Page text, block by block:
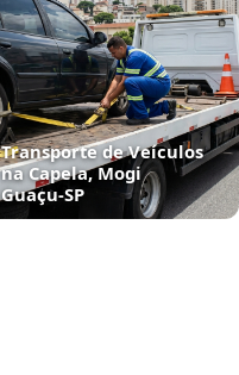
Transporte de Veículos
na Capela, Mogi
Guaçu‑SP